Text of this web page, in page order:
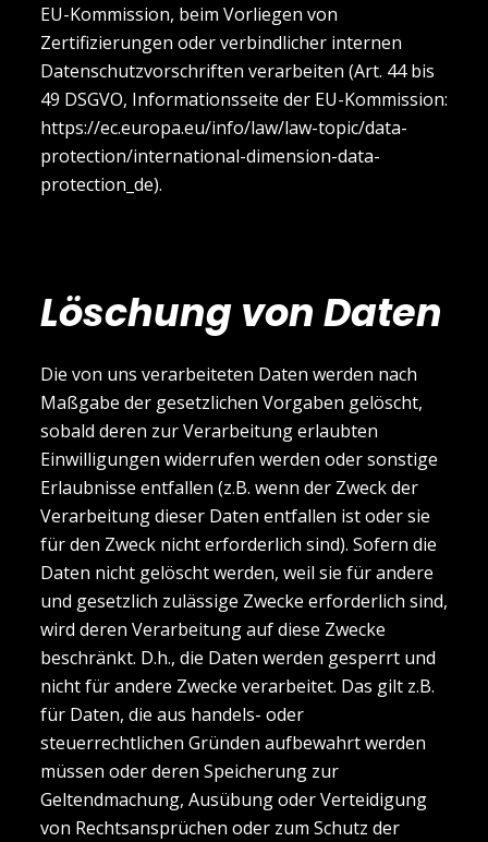
EU-Kommission, beim Vorliegen von
Zertifizierungen oder verbindlicher internen
Datenschutzvorschriften verarbeiten (Art. 44 bis
49 DSGVO, Informationsseite der EU-Kommission:
https://ec.europa.eu/info/law/law-topic/data-
protection/international-dimension-data-
protection_de).
Löschung von Daten
Die von uns verarbeiteten Daten werden nach
Maßgabe der gesetzlichen Vorgaben gelöscht,
sobald deren zur Verarbeitung erlaubten
Einwilligungen widerrufen werden oder sonstige
Erlaubnisse entfallen (z.B. wenn der Zweck der
Verarbeitung dieser Daten entfallen ist oder sie
für den Zweck nicht erforderlich sind). Sofern die
Daten nicht gelöscht werden, weil sie für andere
und gesetzlich zulässige Zwecke erforderlich sind,
wird deren Verarbeitung auf diese Zwecke
beschränkt. D.h., die Daten werden gesperrt und
nicht für andere Zwecke verarbeitet. Das gilt z.B.
für Daten, die aus handels- oder
steuerrechtlichen Gründen aufbewahrt werden
müssen oder deren Speicherung zur
Geltendmachung, Ausübung oder Verteidigung
von Rechtsansprüchen oder zum Schutz der